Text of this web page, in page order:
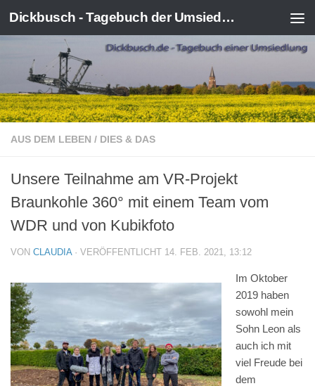
Zum Inhalt springen Dickbusch - Tagebuch der Umsiedlung von Kerpen-Manheim
AUS DEM LEBEN / DIES & DAS
Unsere Teilnahme am VR-Projekt
Braunkohle 360° mit einem Team vom
WDR und von Kubikfoto
VON CLAUDIA · VERÖFFENTLICHT 14. FEB. 2021, 13:12
Im Oktober
2019 haben
sowohl mein
Sohn Leon als
auch ich mit
viel Freude bei
dem